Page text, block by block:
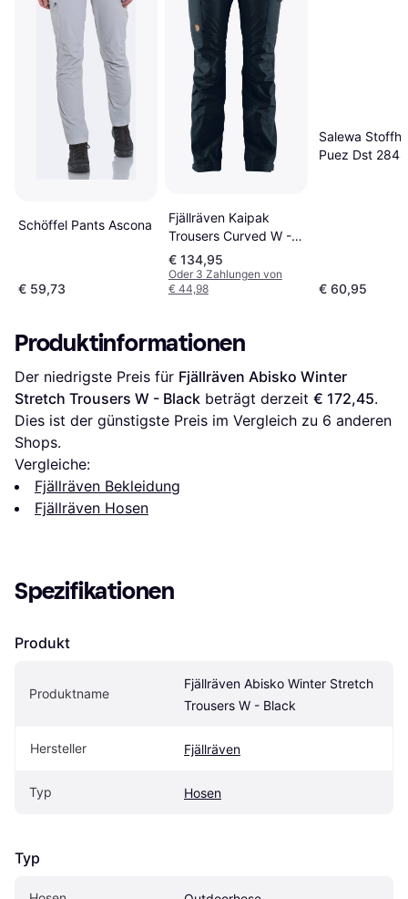
Schöffel Pants Ascona
€ 59,73
Fjällräven Kaipak
Trousers Curved W -
Dark Navy
€ 134,95
Oder 3 Zahlungen von
€ 44,98
Salewa
Puez Dst
€ 60,95
Produktinformationen
Der niedrigste Preis für Fjällräven Abisko Winter
Stretch Trousers W - Black beträgt derzeit € 172,45.
Dies ist der günstigste Preis im Vergleich zu 6 anderen
Shops.
Vergleiche:
Fjällräven Bekleidung
Fjällräven Hosen
Spezifikationen
Produkt
Produktname
Fjällräven Abisko Winter Stretch
Trousers W - Black
Hersteller Fjällräven
Typ Hosen
Typ